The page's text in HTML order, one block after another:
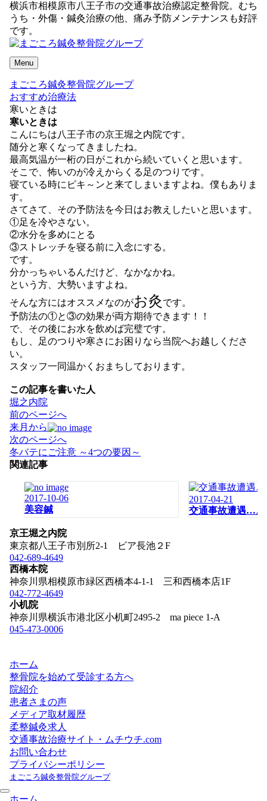
横浜市相模原市八王子市の交通事故治療認定整骨院。むち
うち・外傷・鍼灸治療の他、痛み予防メンテナンスも好評
です。
Menu
まごころ鍼灸整骨院グループ
おすすめ治療法
寒いときは
寒いときは
こんにちは八王子市の京王堀之内院です。
随分と寒くなってきましたね。
最高気温が一桁の日がこれから続いていくと思います。
そこで、怖いのが冷えからくる足のつりです。
寝ている時にピキ～ンと来てしまいますよね。僕もありま
す。
さてさて、その予防法を今日はお教えしたいと思います。
①足を冷やさない。
②水分を多めにとる
③ストレッチを寝る前に入念にする。
です。
分かっちゃいるんだけど、なかなかね。
という方、大勢いますよね。
そんな方にはオススメなのがお灸です。
予防法の①と③の効果が両方期待できます！！
で、その後にお水を飲めば完璧です。
もし、足のつりや寒さにお困りなら当院へお越しくださ
い。
スタッフ一同温かくおまちしております。
この記事を書いた人
堀之内院
投
稿
ナ
ビ
ゲ
前のページへ
来月から
次のページへ
冬バテにご注意 ～4つの要因～
関連記事
2017-10-06
美容鍼
2017-04-21
交通事故遭遇…。
京王堀之内院
東京都八王子市別所2-1 ビア長池２F
042-689-4649
西橋本院
神奈川県相模原市緑区西橋本4-1-1 三和西橋本店1F
042-772-4649
小机院
神奈川県横浜市港北区小机町2495-2 ma piece 1-A
045-473-0006
ホーム
整骨院を始めて受診する方へ
院紹介
患者さまの声
メディア取材履歴
柔整鍼灸求人
交通事故治療サイト・ムチウチ.com
お問い合わせ
プライバシーポリシー
まごころ鍼灸整骨院グループ
ホーム